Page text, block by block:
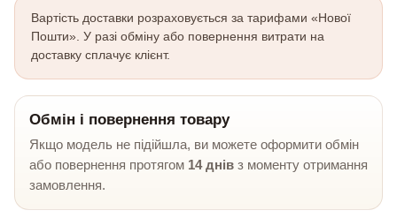
Вартість доставки розраховується за тарифами «Нової
Пошти». У разі обміну або повернення витрати на
доставку сплачує клієнт.
Обмін і повернення товару
Якщо модель не підійшла, ви можете оформити обмін
або повернення протягом 14 днів з моменту отримання
замовлення.